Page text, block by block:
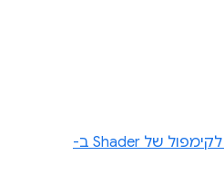
שיפורים במשך הזמן לקימפול של Shader ב-